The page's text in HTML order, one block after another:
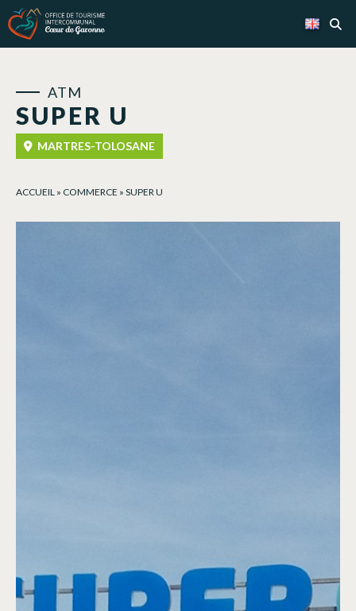
SUPER U
ATM
MARTRES-TOLOSANE
ACCUEIL » COMMERCE » SUPER U
Cookies management panel